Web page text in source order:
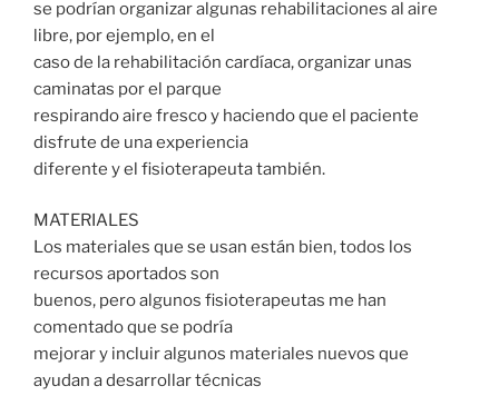
se podrían organizar algunas rehabilitaciones al aire
libre, por ejemplo, en el
caso de la rehabilitación cardíaca, organizar unas
caminatas por el parque
respirando aire fresco y haciendo que el paciente
disfrute de una experiencia
diferente y el fisioterapeuta también.
MATERIALES
Los materiales que se usan están bien, todos los
recursos aportados son
buenos, pero algunos fisioterapeutas me han
comentado que se podría
mejorar y incluir algunos materiales nuevos que
ayudan a desarrollar técnicas